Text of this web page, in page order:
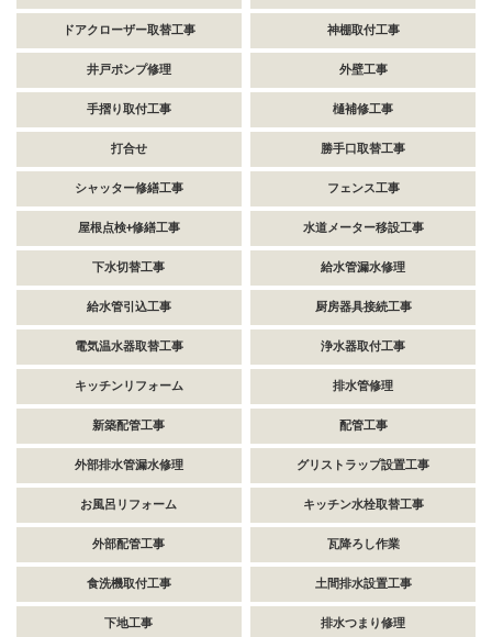
ドアクローザー取替工事 神棚取付工事
井戸ポンプ修理 外壁工事
手摺り取付工事 樋補修工事
打合せ 勝手口取替工事
シャッター修繕工事 フェンス工事
屋根点検+修繕工事 水道メーター移設工事
下水切替工事 給水管漏水修理
給水管引込工事 厨房器具接続工事
電気温水器取替工事 浄水器取付工事
キッチンリフォーム 排水管修理
新築配管工事 配管工事
外部排水管漏水修理 グリストラップ設置工事
お風呂リフォーム キッチン水栓取替工事
外部配管工事 瓦降ろし作業
食洗機取付工事 土間排水設置工事
下地工事 排水つまり修理